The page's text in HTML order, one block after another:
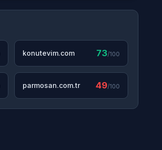
konutevim.com 73/100
parmosan.com.tr 49/100